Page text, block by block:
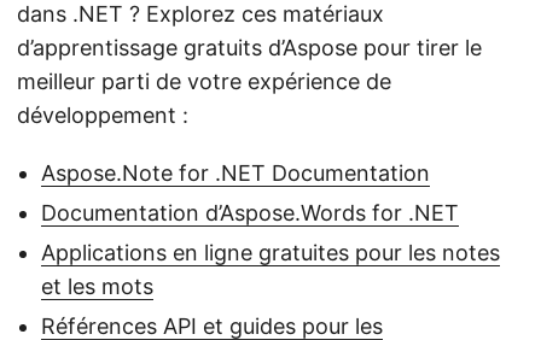
dans .NET ? Explorez ces matériaux
d’apprentissage gratuits d’Aspose pour tirer le
meilleur parti de votre expérience de
développement :
Aspose.Note for .NET Documentation
Documentation d’Aspose.Words for .NET
Applications en ligne gratuites pour les notes
et les mots
Références API et guides pour les